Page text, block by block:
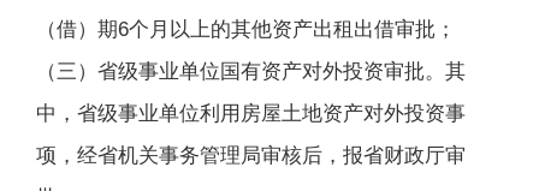
（借）期6个月以上的其他资产出租出借审批；
（三）省级事业单位国有资产对外投资审批。其
中，省级事业单位利用房屋土地资产对外投资事
项，经省机关事务管理局审核后，报省财政厅审